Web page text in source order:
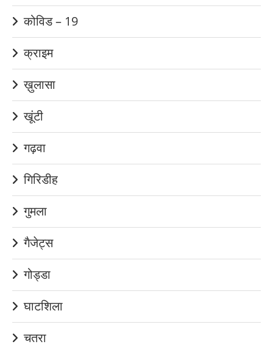
कोविड – 19
क्राइम
ख़ुलासा
खूंटी
गढ़वा
गिरिडीह
गुमला
गैजेट्स
गोड्डा
घाटशिला
चतरा